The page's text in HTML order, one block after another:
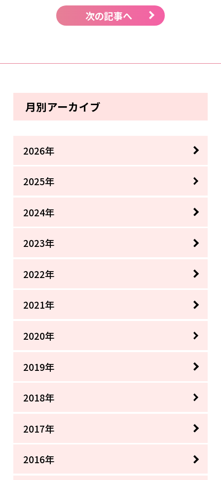
次の記事へ
月別アーカイブ
2026年
2025年
2024年
2023年
2022年
2021年
2020年
2019年
2018年
2017年
2016年